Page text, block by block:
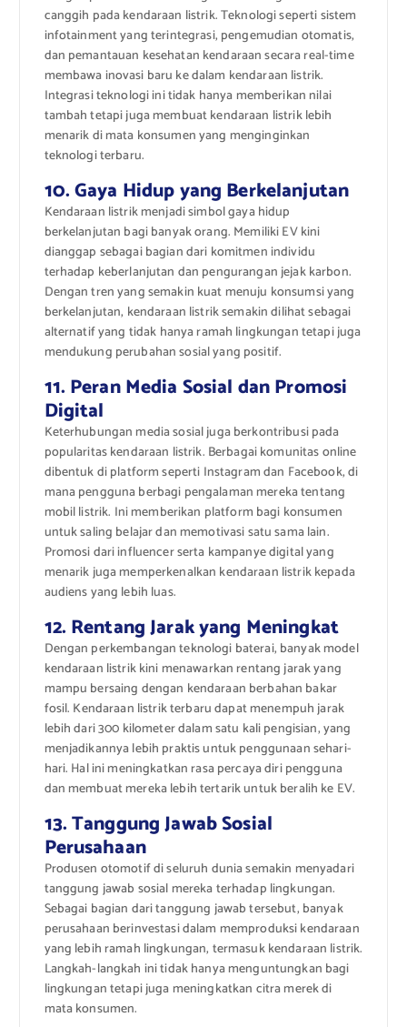
canggih pada kendaraan listrik. Teknologi seperti sistem
infotainment yang terintegrasi, pengemudian otomatis,
dan pemantauan kesehatan kendaraan secara real-time
membawa inovasi baru ke dalam kendaraan listrik.
Integrasi teknologi ini tidak hanya memberikan nilai
tambah tetapi juga membuat kendaraan listrik lebih
menarik di mata konsumen yang menginginkan
teknologi terbaru.
10. Gaya Hidup yang Berkelanjutan
Kendaraan listrik menjadi simbol gaya hidup
berkelanjutan bagi banyak orang. Memiliki EV kini
dianggap sebagai bagian dari komitmen individu
terhadap keberlanjutan dan pengurangan jejak karbon.
Dengan tren yang semakin kuat menuju konsumsi yang
berkelanjutan, kendaraan listrik semakin dilihat sebagai
alternatif yang tidak hanya ramah lingkungan tetapi juga
mendukung perubahan sosial yang positif.
11. Peran Media Sosial dan Promosi
Digital
Keterhubungan media sosial juga berkontribusi pada
popularitas kendaraan listrik. Berbagai komunitas online
dibentuk di platform seperti Instagram dan Facebook, di
mana pengguna berbagi pengalaman mereka tentang
mobil listrik. Ini memberikan platform bagi konsumen
untuk saling belajar dan memotivasi satu sama lain.
Promosi dari influencer serta kampanye digital yang
menarik juga memperkenalkan kendaraan listrik kepada
audiens yang lebih luas.
12. Rentang Jarak yang Meningkat
Dengan perkembangan teknologi baterai, banyak model
kendaraan listrik kini menawarkan rentang jarak yang
mampu bersaing dengan kendaraan berbahan bakar
fosil. Kendaraan listrik terbaru dapat menempuh jarak
lebih dari 300 kilometer dalam satu kali pengisian, yang
menjadikannya lebih praktis untuk penggunaan sehari-
hari. Hal ini meningkatkan rasa percaya diri pengguna
dan membuat mereka lebih tertarik untuk beralih ke EV.
13. Tanggung Jawab Sosial
Perusahaan
Produsen otomotif di seluruh dunia semakin menyadari
tanggung jawab sosial mereka terhadap lingkungan.
Sebagai bagian dari tanggung jawab tersebut, banyak
perusahaan berinvestasi dalam memproduksi kendaraan
yang lebih ramah lingkungan, termasuk kendaraan listrik.
Langkah-langkah ini tidak hanya menguntungkan bagi
lingkungan tetapi juga meningkatkan citra merek di
mata konsumen.